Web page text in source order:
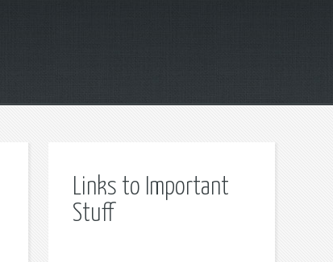
Links to Important
Stuff